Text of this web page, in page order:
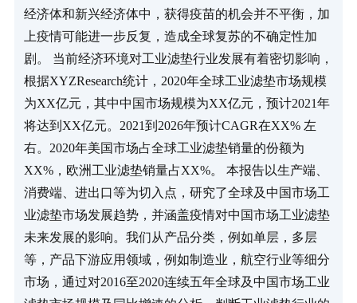
经济体和新兴经济体中，获得疫苗的机会并不平衡，加
上疫情可能进一步反复，造成全球复苏的不确定性加
剧。 当前经济环境对工业滤垫行业发展有着密切影响，
根据XYZResearch统计，2020年全球工业滤垫市场规模
为XX亿元，其中中国市场规模为XX亿元，预计2021年
将达到XX亿元。2021到2026年预计CAGR在XX% 左
右。2020年美国市场占全球工业滤垫销量的份额为
XX%，欧洲工业滤垫销量占XX%。 本报告以生产端、
消费端、进出口等为切入点，研究了全球及中国市场工
业滤垫市场发展趋势，并涵盖疫情对中国市场工业滤垫
未来发展的影响。我们从产品分类，例如单层，多层
等，产品下游应用领域，例如制造业，航空行业等细分
市场，通过对2016至2020连续五年全球及中国市场工业